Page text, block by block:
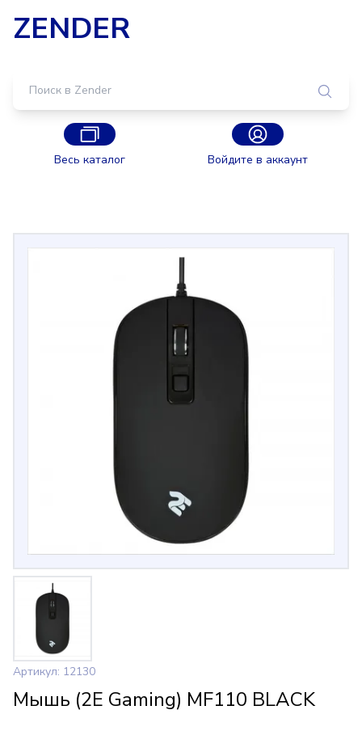
ZENDER
Весь каталог Войдите в аккаунт
Артикул: 12130
Мышь (2E Gaming) MF110 BLACK